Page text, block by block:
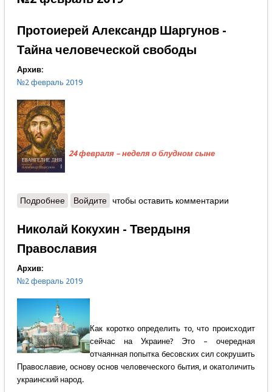
Протоиерей Александр Шаргунов -
Тайна человеческой свободы
Архив:
№2 февраль 2019
24 февраля – неделя о блудном сыне
Подробнеео Протоиерей Александр Шаргунов - Тайна
Войдите чтобы оставить комментарии
Николай Кокухин - Твердыня
Православия
Архив:
№2 февраль 2019
Как коротко определить то, что происходит
сейчас на Украине? Это – очередная
отчаянная попытка бесовских сил сокрушить
Православие, основу основ человеческого бытия, и окатоличить
украинский народ.